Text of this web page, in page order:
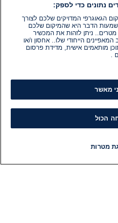
נתונים כדי לספק:
הגאוגרפי המדויקים שלכם לצורך
הדבר היא שהמיקום שלכם
ניתן לזהות את המכשיר
הייחודי שלו.. אחסון ו/או
מותאמים אישית, מדידת פרסום
.
מאשר
הכול
מטרות